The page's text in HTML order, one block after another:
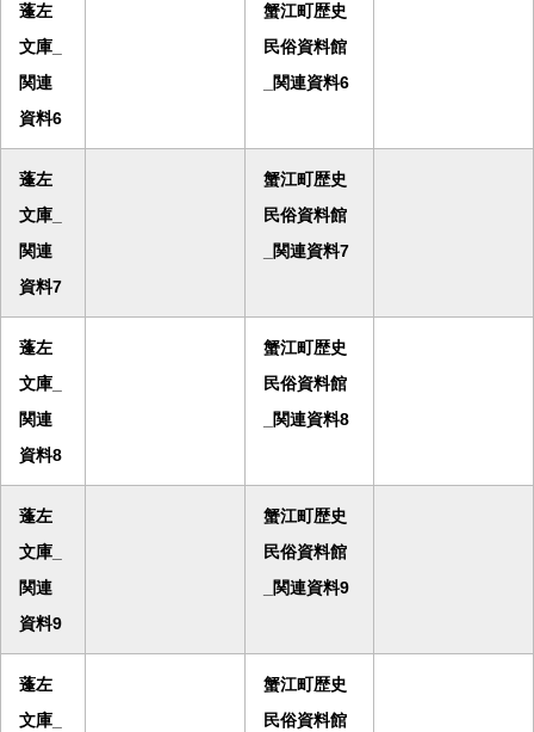
蓬左
文庫_
関連
資料6
蟹江町歴史
民俗資料館
_関連資料6
蓬左
文庫_
関連
資料7
蟹江町歴史
民俗資料館
_関連資料7
蓬左
文庫_
関連
資料8
蟹江町歴史
民俗資料館
_関連資料8
蓬左
文庫_
関連
資料9
蟹江町歴史
民俗資料館
_関連資料9
蓬左
文庫_
蟹江町歴史
民俗資料館